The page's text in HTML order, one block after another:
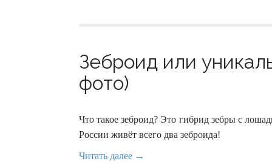
Зеброид или
фото)
Что такое зеброид? Это гибрид зебры с
России живёт всего два зеброида!
Читать далее →